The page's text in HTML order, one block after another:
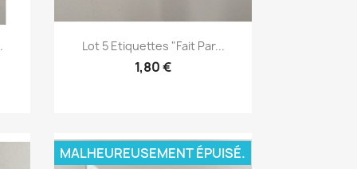
Aperçu rapide
Lot 5 Etiquettes "fait Par...
1,80 €
MALHEUREUSEMENT ÉPUISÉ.